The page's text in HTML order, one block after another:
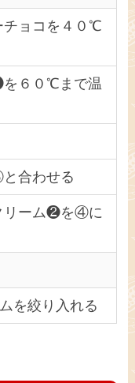
チョコを４０℃
６０℃まで温
合わせる
リーム❷を④に
を絞り入れる